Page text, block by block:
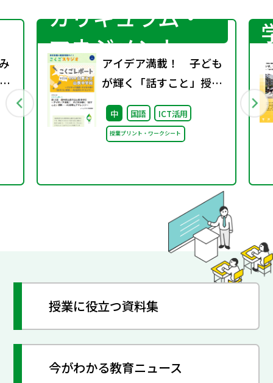
カリキュラム・
マネジメント
アイデア満載！ 子ども
が輝く「話すこと」授業
―AI活用にチャレンジ
中 国語 ICT活用
授業プリント・ワークシート
授業に役立つ資料集
今がわかる教育ニュース